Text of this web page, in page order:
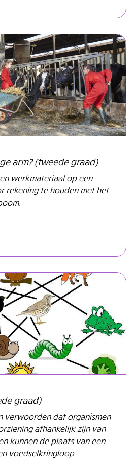
arm? (tweede graad)
werkmateriaal op een
rekening te houden met het
graad)
verwoorden dat organismen
afhankelijk zijn van
kunnen de plaats van een
voedselkringloop